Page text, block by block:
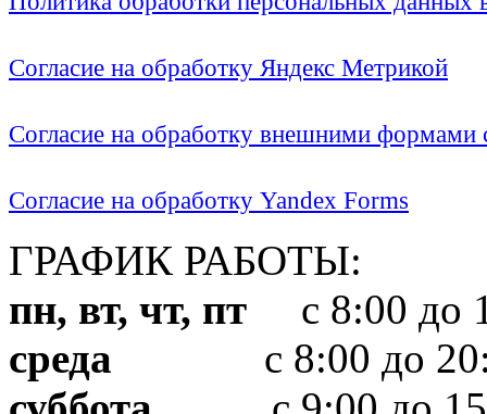
Согласие на обработку Яндекс Метрикой
Согласие на обработку внешними формами
Согласие на обработку Yandex Forms
ГРАФИК РАБОТЫ:
пн, вт, чт, пт с 8:00 до
среда с 8:00 до